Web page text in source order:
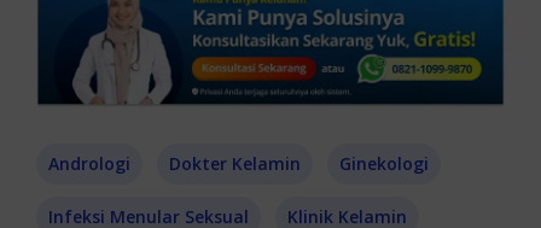
Andrologi Dokter Kelamin Ginekologi
Infeksi Menular Seksual Klinik Kelamin